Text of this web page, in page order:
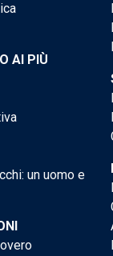
AI PIÙ
un uomo e